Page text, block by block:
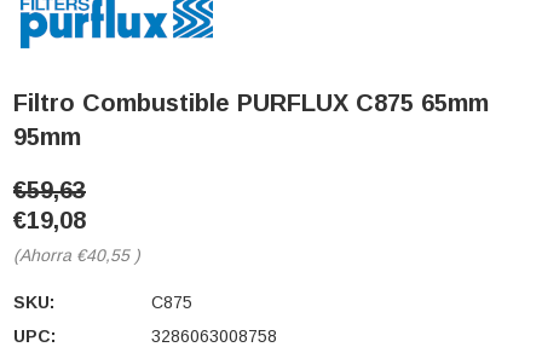
Filtro Combustible PURFLUX C875 65mm
95mm
€59,63
€19,08
(Ahorra €40,55 )
SKU:
C875
UPC:
3286063008758